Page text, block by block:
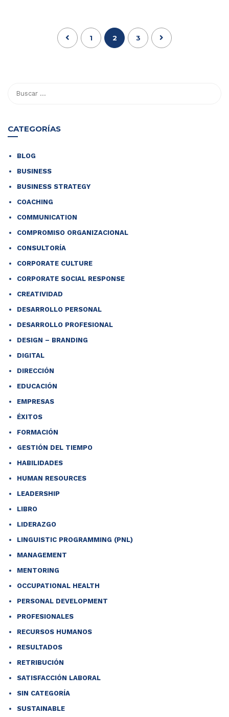
1 2 3
CATEGORÍAS
BLOG
BUSINESS
BUSINESS STRATEGY
COACHING
COMMUNICATION
COMPROMISO ORGANIZACIONAL
CONSULTORÍA
CORPORATE CULTURE
CORPORATE SOCIAL RESPONSE
CREATIVIDAD
DESARROLLO PERSONAL
DESARROLLO PROFESIONAL
DESIGN – BRANDING
DIGITAL
DIRECCIÓN
EDUCACIÓN
EMPRESAS
ÉXITOS
FORMACIÓN
GESTIÓN DEL TIEMPO
HABILIDADES
HUMAN RESOURCES
LEADERSHIP
LIBRO
LIDERAZGO
LINGUISTIC PROGRAMMING (PNL)
MANAGEMENT
MENTORING
OCCUPATIONAL HEALTH
PERSONAL DEVELOPMENT
PROFESIONALES
RECURSOS HUMANOS
RESULTADOS
RETRIBUCIÓN
SATISFACCIÓN LABORAL
SIN CATEGORÍA
SUSTAINABLE